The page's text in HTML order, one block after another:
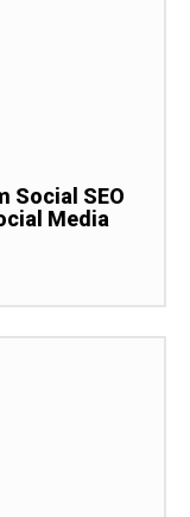
Social SEO
Media